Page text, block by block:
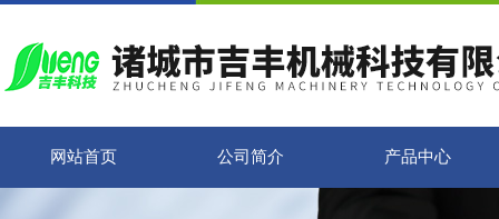
网站首页 公司简介 产品中心